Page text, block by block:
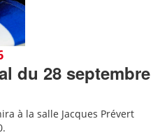
du 28 septembre
à la salle Jacques Prévert